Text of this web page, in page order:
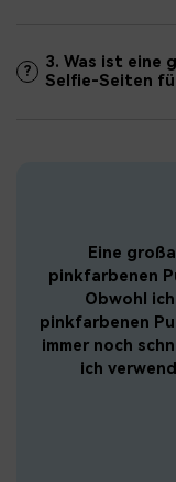
?
3. Was ist eine
Selfie-Seiten
Eine
pinkfarbenen
Obwohl
pinkfarbenen
immer noch
ich